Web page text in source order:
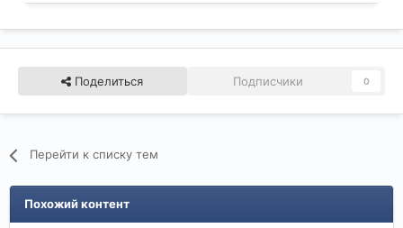
Поделиться Подписчики 0
Перейти к списку тем
Похожий контент